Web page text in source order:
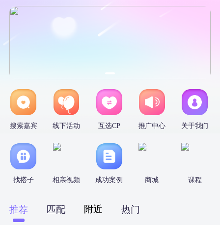
搜索嘉宾 线下活动 互选CP 推广中心 关于我们
找搭子 相亲视频 成功案例 商城 课程
推荐 匹配 附近 热门